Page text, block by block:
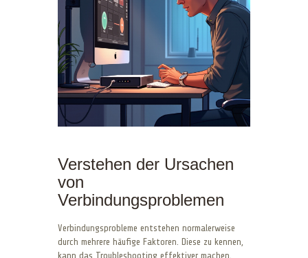
Verstehen der Ursachen
von
Verbindungsproblemen
Verbindungsprobleme entstehen normalerweise
durch mehrere häufige Faktoren. Diese zu kennen,
kann das Troubleshooting effektiver machen.